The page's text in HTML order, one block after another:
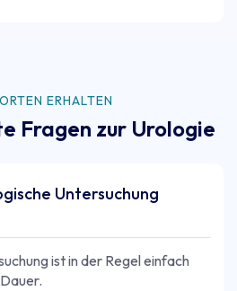
ERHALTEN
Fragen zur Urologie
Untersuchung
ist in der Regel einfach